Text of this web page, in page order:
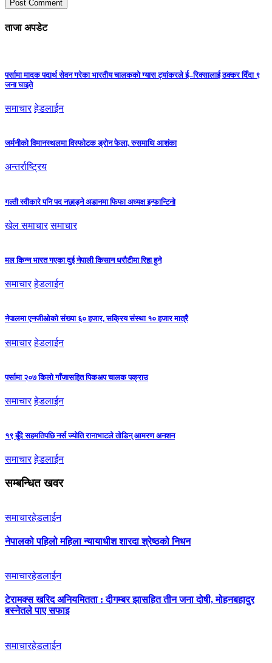
ताजा अपडेट
पर्सामा मादक पदार्थ सेवन गरेका भारतीय चालकको ग्यास ट्यांकरले ई–रिक्सालाई ठक्कर दिँदा ९
जना घाइते
समाचार हेडलाईन
जर्मनीको विमानस्थलमा विस्फोटक ड्रोन फेला, रुसमाथि आशंका
अन्तर्राष्ट्रिय
गल्ती स्वीकारे पनि पद नछाड्ने अडानमा फिफा अध्यक्ष इन्फान्टिनो
खेल समाचार समाचार
मल किन्न भारत गएका दुई नेपाली किसान धरौटीमा रिहा हुने
समाचार हेडलाईन
नेपालमा एनजीओको संख्या ६० हजार, सक्रिय संस्था १० हजार मात्रै
समाचार हेडलाईन
पर्सामा २०७ किलो गाँजासहित पिकअप चालक पक्राउ
समाचार हेडलाईन
१९ बुँदे सहमतिपछि नर्स ज्योति रानाभाटले तोडिन् आमरण अनशन
समाचार हेडलाईन
सम्बन्धित खवर
समाचारहेडलाईन
नेपालको पहिलो महिला न्यायाधीश शारदा श्रेष्ठको निधन
समाचारहेडलाईन
टेरामक्स खरिद अनियमितता : दीगम्बर झासहित तीन जना दोषी, मोहनबहादुर
बस्नेतले पाए सफाइ
समाचारहेडलाईन